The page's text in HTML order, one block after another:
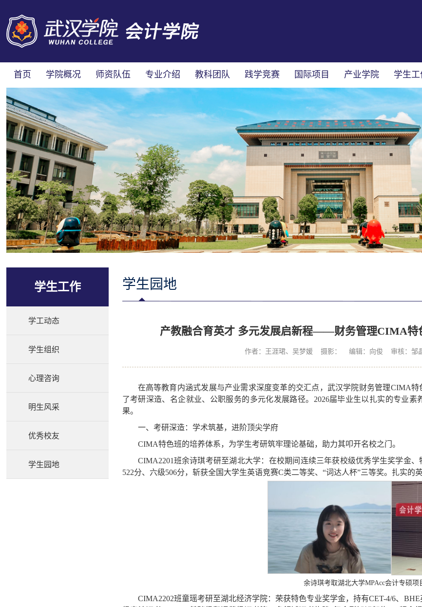
首页 学院概况 师资队伍 专业介绍 教科团队 践学竞赛 国际项目 产业学院 学生工
学生工作
学工动态
学生组织
心理咨询
明生风采
优秀校友
学生园地
学生园地
产教融合育英才 多元发展启新程——财务管理CIMA特
作者：王涯珺、吴梦媛 摄影： 编辑：向俊 审核：邹
在高等教育内涵式发展与产业需求深度变革的交汇点，武汉学院财务管理CIMA
了考研深造、名企就业、公职服务的多元化发展路径。2026届毕业生以扎实的专业
果。
一、考研深造：学术筑基，进阶顶尖学府
CIMA特色班的培养体系，为学生考研筑牢理论基础，助力其叩开名校之门。
CIMA2201班余诗琪考研至湖北大学：在校期间连续三年获校级优秀学生奖学金
522分、六级506分，斩获全国大学生英语竞赛C类二等奖、“词达人杯”三等奖。扎实的
余诗琪考取湖北大学MPAcc会计专硕
CIMA2202班童瑶考研至湖北经济学院：荣获特色专业奖学金，持有CET-4/6、